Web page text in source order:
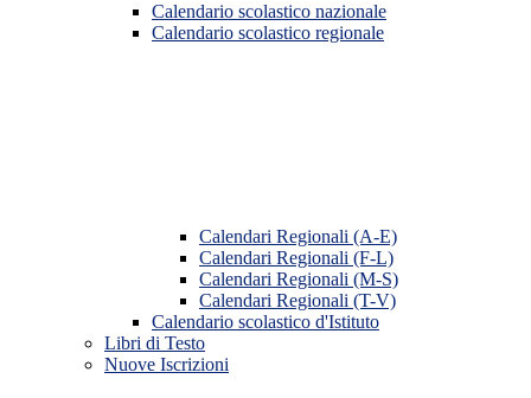
Calendario scolastico nazionale
Calendario scolastico regionale
Calendari Regionali (A-E)
Calendari Regionali (F-L)
Calendari Regionali (M-S)
Calendari Regionali (T-V)
Calendario scolastico d'Istituto
Libri di Testo
Nuove Iscrizioni